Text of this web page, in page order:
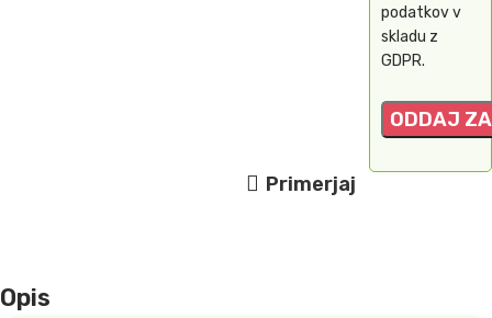
podatkov v
skladu z
GDPR.
Primerjaj
Opis